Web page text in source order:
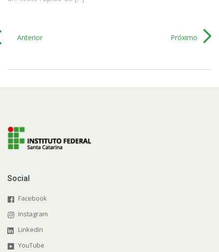
Anterior Próximo
Social
Facebook
Instagram
LinkedIn
YouTube